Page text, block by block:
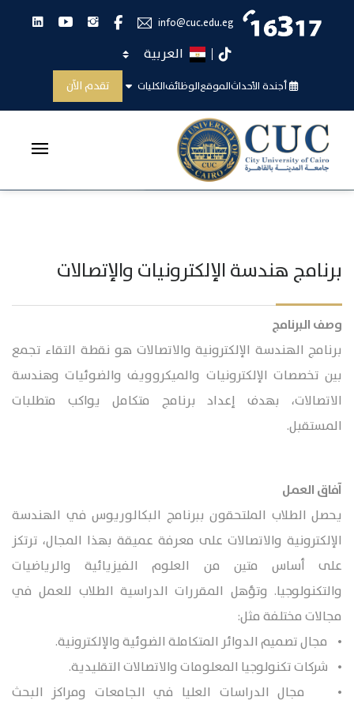
info@cuc.edu.eg فيس بوكانستجراميوتيوبلينكدان
تيك توكاختر اللغة
أجندة الأحداثالموقعالوظائفالكليات تقدم الآن
الرئيسية هندسة الإلكترونيات والإتصالات
برنامج هندسة الإلكترونيات والإتصالات
وصف البرنامج
برنامج الهندسة الإلكترونية والاتصالات هو نقطة التقاء تجمع
بين تخصصات الإلكترونيات والميكروويف والضوئيات وهندسة
الاتصالات، بهدف إعداد برنامج متكامل يواكب متطلبات
المستقبل.
آفاق العمل
يحصل الطلاب الملتحقون ببرنامج البكالوريوس في الهندسة
الإلكترونية والاتصالات على معرفة عميقة بهذا المجال، ترتكز
على أساس متين من العلوم الفيزيائية والرياضيات
والتكنولوجيا. وتؤهل المقررات الدراسية الطلاب للعمل في
مجالات مختلفة مثل:
• مجال تصميم الدوائر المتكاملة الضوئية والإلكترونية.
• شركات تكنولوجيا المعلومات والاتصالات التقليدية.
• مجال الدراسات العليا في الجامعات ومراكز البحث